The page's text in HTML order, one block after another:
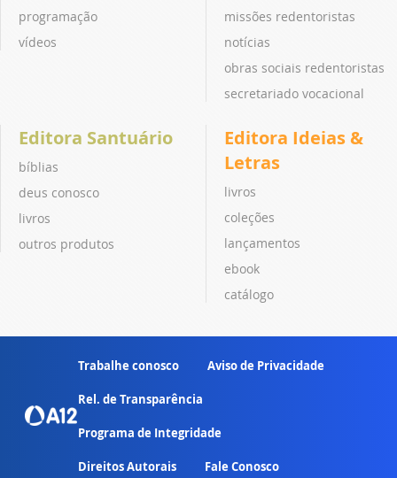
programação
vídeos
missões redentoristas
notícias
obras sociais redentoristas
secretariado vocacional
Editora Santuário
bíblias
deus conosco
livros
outros produtos
Editora Ideias &
Letras
livros
coleções
lançamentos
ebook
catálogo
Trabalhe conosco Aviso de Privacidade
Rel. de Transparência
Programa de Integridade
Direitos Autorais Fale Conosco